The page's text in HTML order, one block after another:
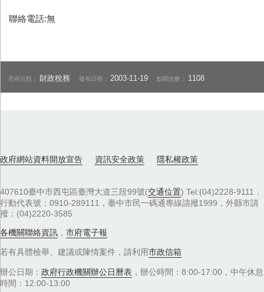
聯絡電話:無
市府分類： 財政稅務 發布日期： 2003-11-19 點閱次數： 1108
政府網站資料開放宣告 資訊安全政策 隱私權政策
407610臺中市西屯區臺灣大道三段99號(交通位置) Tel:(04)2228-9111．
行動代表號：0910-289111，臺中市民一碼通專線請撥1999，外縣市請
撥：(04)2220-3585
各機關聯絡資訊 ， 市府電子報
若有具體檢舉、建議或陳情案件，請利用市政信箱
辦公日期： 政府行政機關辦公日曆表 ，辦公時間：8:00-17:00，中午休息
時間：12:00-13:00